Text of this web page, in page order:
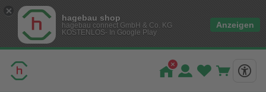
hagebau shop
hagebau connect GmbH & Co. KG
KOSTENLOS- In Google Play
Anzeigen